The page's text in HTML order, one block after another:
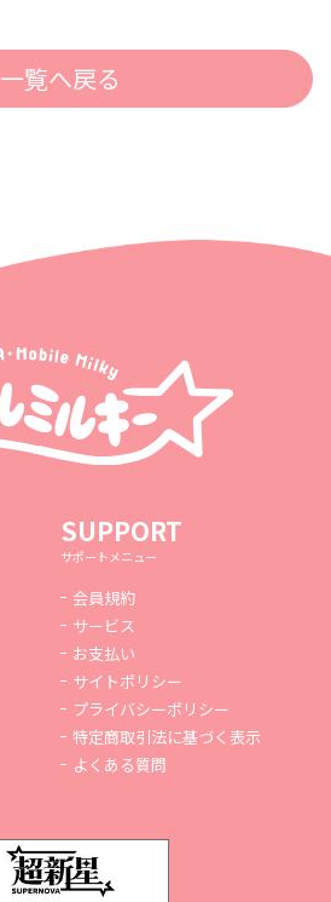
一覧へ戻る
SUPPORT
サポートメニュー
会員規約
サービス
お支払い
サイトポリシー
プライバシーポリシー
特定商取引法に基づく表示
よくある質問